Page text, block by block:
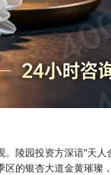
。陵园投资方深谙"天
的银杏大道金黄璀